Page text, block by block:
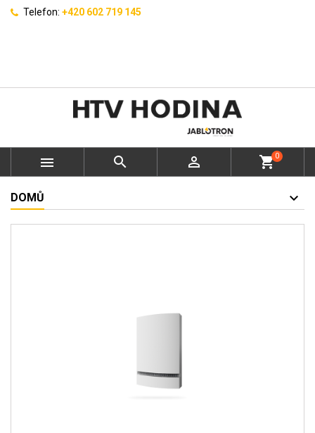
Telefon: +420 602 719 145
   shopping_cart0
DOMŮ